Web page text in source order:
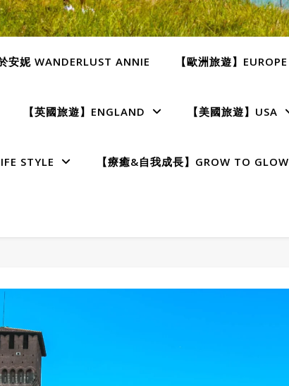
安妮 WANDERLUST ANNIE 【歐洲旅遊】EUROPE
【英國旅遊】ENGLAND 【美國旅遊】USA
STYLE 【療癒&自我成長】GROW TO GLOW